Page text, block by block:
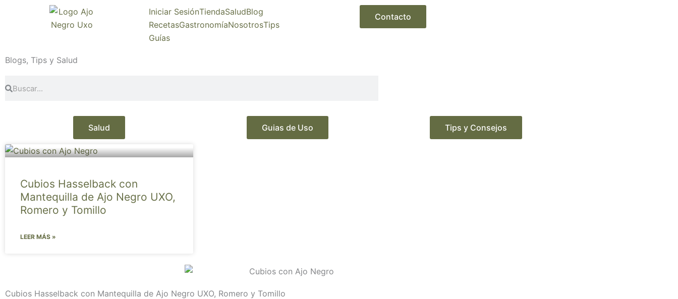
Iniciar SesiónTiendaSaludBlog
RecetasGastronomíaNosotrosTips
Guías
Contacto
Blogs, Tips y Salud
Salud Guias de Uso Tips y Consejos
Cubios Hasselback con
Mantequilla de Ajo Negro UXO,
Romero y Tomillo
LEER MÁS »
Cubios Hasselback con Mantequilla de Ajo Negro UXO, Romero y Tomillo